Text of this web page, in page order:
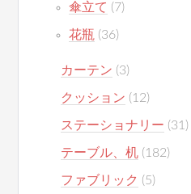
傘立て (7)
花瓶 (36)
カーテン (3)
クッション (12)
ステーショナリー (31)
テーブル、机 (182)
ファブリック (5)